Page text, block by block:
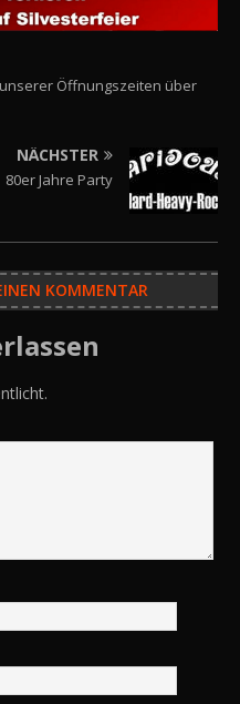
Öffnungszeiten über
NÄCHSTER
80er Jahre Party
KOMMENTAR